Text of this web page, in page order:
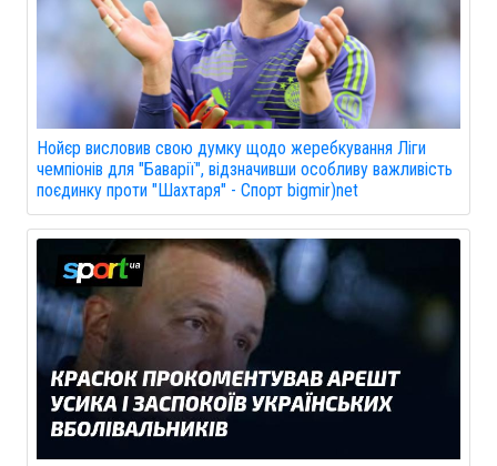
Нойєр висловив свою думку щодо жеребкування Ліги
чемпіонів для "Баварії", відзначивши особливу важливість
поєдинку проти "Шахтаря" - Спорт bigmir)net